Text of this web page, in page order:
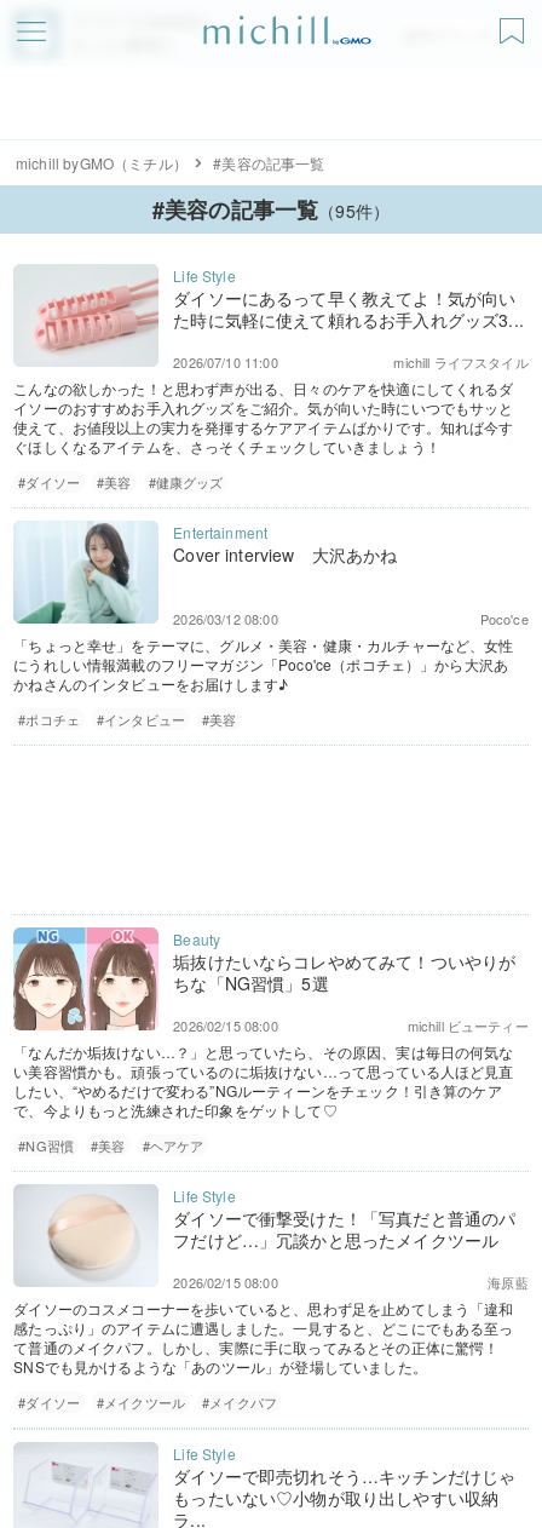
アプリでmichillが
無料ダウンロード
michill byGMO（ミチル） #美容の記事一覧
#美容の記事一覧 （95件）
ダイソーにあるって早く教えてよ！気が向い
た時に気軽に使えて頼れるお手入れグッズ3...
michill ライフスタイル
2026/07/10 11:00
こんなの欲しかった！と思わず声が出る、日々のケアを快適にしてくれるダ
イソーのおすすめお手入れグッズをご紹介。気が向いた時にいつでもサッと
使えて、お値段以上の実力を発揮するケアアイテムばかりです。知れば今す
ぐほしくなるアイテムを、さっそくチェックしていきましょう！
#ダイソー #美容 #健康グッズ
Cover interview 大沢あかね
Poco'ce
2026/03/12 08:00
「ちょっと幸せ」をテーマに、グルメ・美容・健康・カルチャーなど、女性
にうれしい情報満載のフリーマガジン「Poco'ce（ポコチェ）」から大沢あ
かねさんのインタビューをお届けします♪
#ポコチェ #インタビュー #美容
垢抜けたいならコレやめてみて！ついやりが
ちな「NG習慣」5選
michill ビューティー
2026/02/15 08:00
「なんだか垢抜けない…？」と思っていたら、その原因、実は毎日の何気な
い美容習慣かも。頑張っているのに垢抜けない…って思っている人ほど見直
したい、“やめるだけで変わる”NGルーティーンをチェック！引き算のケア
で、今よりもっと洗練された印象をゲットして♡
#NG習慣 #美容 #ヘアケア
ダイソーで衝撃受けた！「写真だと普通のパ
フだけど…」冗談かと思ったメイクツール
海原藍
2026/02/15 08:00
ダイソーのコスメコーナーを歩いていると、思わず足を止めてしまう「違和
感たっぷり」のアイテムに遭遇しました。一見すると、どこにでもある至っ
て普通のメイクパフ。しかし、実際に手に取ってみるとその正体に驚愕！
SNSでも見かけるような「あのツール」が登場していました。
#ダイソー #メイクツール #メイクパフ
ダイソーで即売切れそう…キッチンだけじゃ
もったいない♡小物が取り出しやすい収納
ラ...